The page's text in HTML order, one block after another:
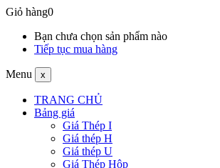
Giỏ hàng0
Bạn chưa chọn sản phẩm nào
Tiếp tục mua hàng
Menu x
TRANG CHỦ
Bảng giá
Giá Thép I
Giá thép H
Giá thép U
Giá Thép Hộp